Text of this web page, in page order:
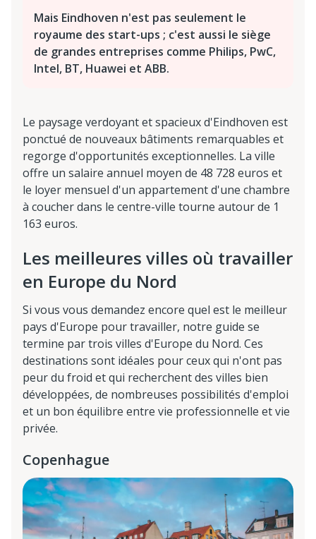
Mais Eindhoven n'est pas seulement le
royaume des start-ups ; c'est aussi le siège
de grandes entreprises comme Philips, PwC,
Intel, BT, Huawei et ABB.
Le paysage verdoyant et spacieux d'Eindhoven est
ponctué de nouveaux bâtiments remarquables et
regorge d'opportunités exceptionnelles. La ville
offre un salaire annuel moyen de 48 728 euros et
le loyer mensuel d'un appartement d'une chambre
à coucher dans le centre-ville tourne autour de 1
163 euros.
Les meilleures villes où travailler
en Europe du Nord
Si vous vous demandez encore quel est le meilleur
pays d'Europe pour travailler, notre guide se
termine par trois villes d'Europe du Nord. Ces
destinations sont idéales pour ceux qui n'ont pas
peur du froid et qui recherchent des villes bien
développées, de nombreuses possibilités d'emploi
et un bon équilibre entre vie professionnelle et vie
privée.
Copenhague